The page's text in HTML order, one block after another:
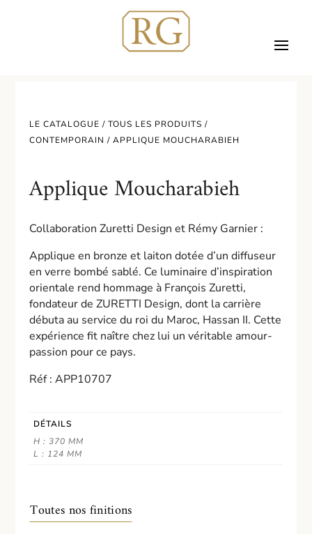
LE CATALOGUE /TOUS LES PRODUITS /
CONTEMPORAIN / APPLIQUE MOUCHARABIEH
Applique Moucharabieh
Collaboration Zuretti Design et Rémy Garnier :
Applique en bronze et laiton dotée d’un diffuseur
en verre bombé sablé. Ce luminaire d’inspiration
orientale rend hommage à François Zuretti,
fondateur de ZURETTI Design, dont la carrière
débuta au service du roi du Maroc, Hassan II. Cette
expérience fit naître chez lui un véritable amour-
passion pour ce pays.
Réf : APP10707
DÉTAILS
H : 370 MM
L : 124 MM
Toutes nos finitions